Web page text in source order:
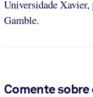
Universidade Xavier,
Gamble.
Comente